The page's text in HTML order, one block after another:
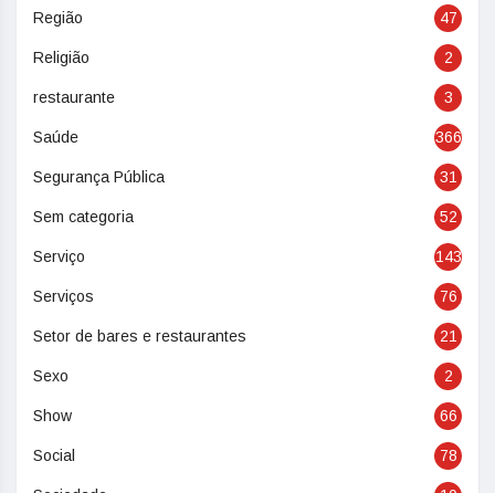
Região 47
Religião 2
restaurante 3
Saúde 366
Segurança Pública 31
Sem categoria 52
Serviço 143
Serviços 76
Setor de bares e restaurantes 21
Sexo 2
Show 66
Social 78